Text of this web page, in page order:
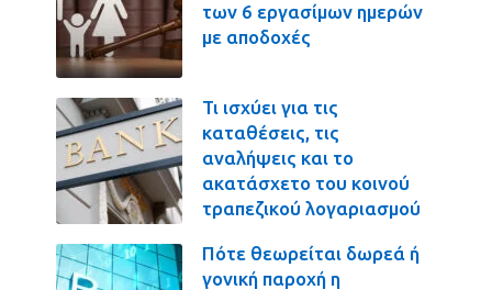
των 6 εργασίμων ημερών
με αποδοχές
Τι ισχύει για τις
καταθέσεις, τις
αναλήψεις και το
ακατάσχετο του κοινού
τραπεζικού λογαριασμού
Πότε θεωρείται δωρεά ή
γονική παροχή η